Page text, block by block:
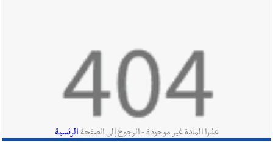
حراك ديبلوماسي للتجديد لـ اليونيفيل .. مسؤول غربي
عذرا المادة غير موجودة - الرجوع إلى الصفحة الرئسية